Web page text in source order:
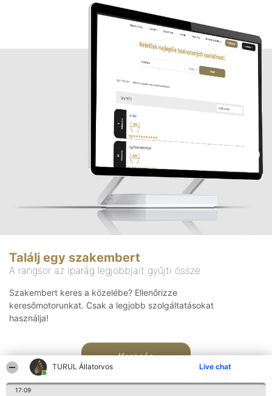
TURUL Állatorvos Live chat
17:09
Találj egy szakembert
A rangsor az iparág legjobbjait gyűjti össze
Szakembert keres a közelébe? Ellenőrizze
keresőmotorunkat. Csak a legjobb szolgáltatásokat
használja!
Keresés